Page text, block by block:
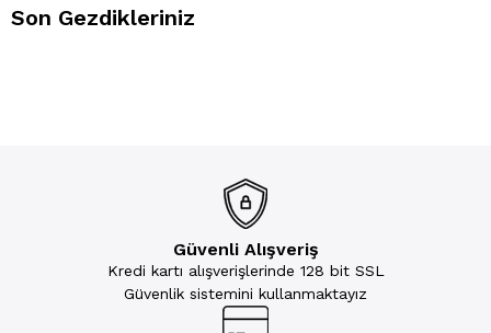
Son Gezdikleriniz
Güvenli Alışveriş
Kredi kartı alışverişlerinde 128 bit SSL
Güvenlik sistemini kullanmaktayız